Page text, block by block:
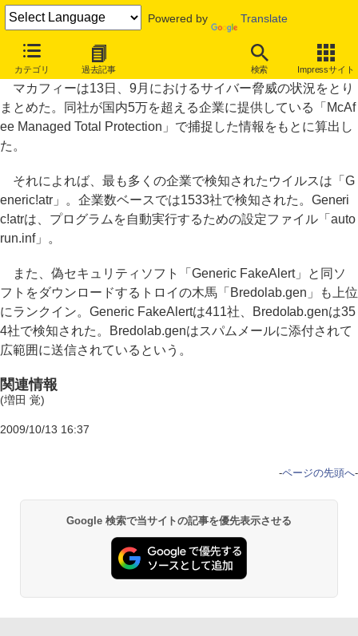
Powered by Translate
カテゴリ 過去記事 検索 Impressサイト
偽セキュリティソフトをダウンロードするトロイの木馬が広範囲に
マカフィーは13日、9月におけるサイバー脅威の状況をとり
まとめた。同社が国内5万を超える企業に提供している「McAf
ee Managed Total Protection」で捕捉した情報をもとに算出し
た。
それによれば、最も多くの企業で検知されたウイルスは「G
eneric!atr」。企業数ベースでは1533社で検知された。Generi
c!atrは、プログラムを自動実行するための設定ファイル「auto
run.inf」。
また、偽セキュリティソフト「Generic FakeAlert」と同ソ
フトをダウンロードするトロイの木馬「Bredolab.gen」も上位
にランクイン。Generic FakeAlertは411社、Bredolab.genは35
4社で検知された。Bredolab.genはスパムメールに添付されて
広範囲に送信されているという。
関連情報
(増田 覚)
2009/10/13 16:37
-ページの先頭へ-
Google 検索で当サイトの記事を優先表示させる